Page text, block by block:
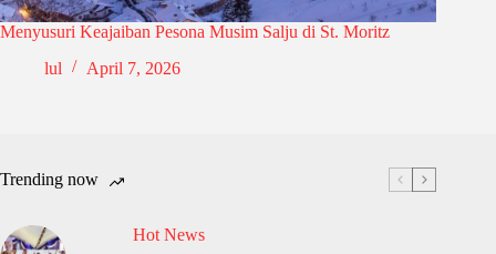
Menyusuri Keajaiban Pesona Musim Salju di St. Moritz
lul
April 7, 2026
Trending now
Hot News